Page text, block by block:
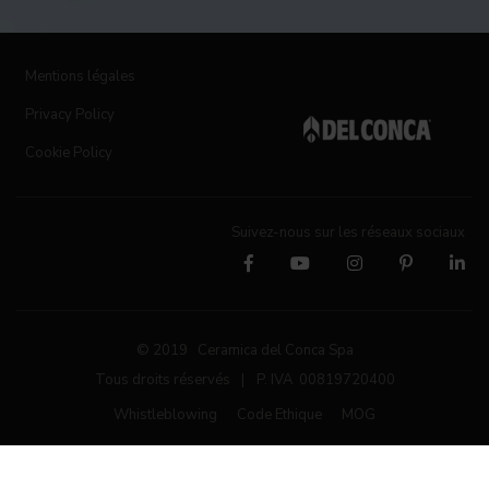
Mentions légales
Privacy Policy
Cookie Policy
Suivez-nous sur les réseaux sociaux
© 2019 Ceramica del Conca Spa
Tous droits réservés
P. IVA 00819720400
Whistleblowing
Code Ethique MOG